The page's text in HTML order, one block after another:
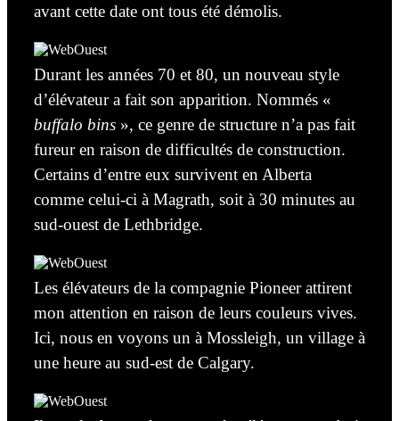
avant cette date ont tous été démolis.
Durant les années 70 et 80, un nouveau style
d’élévateur a fait son apparition. Nommés «
buffalo bins », ce genre de structure n’a pas fait
fureur en raison de difficultés de construction.
Certains d’entre eux survivent en Alberta
comme celui-ci à Magrath, soit à 30 minutes au
sud-ouest de Lethbridge.
Les élévateurs de la compagnie Pioneer attirent
mon attention en raison de leurs couleurs vives.
Ici, nous en voyons un à Mossleigh, un village à
une heure au sud-est de Calgary.